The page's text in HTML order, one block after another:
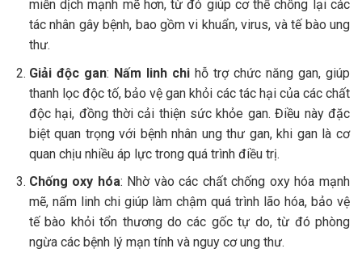
miễn dịch mạnh mẽ hơn, từ đó giúp cơ thể chống lại các
tác nhân gây bệnh, bao gồm vi khuẩn, virus, và tế bào ung
thư.
Giải độc gan: Nấm linh chihỗ trợ chức năng gan, giúp
thanh lọc độc tố, bảo vệ gan khỏi các tác hại của các chất
độc hại, đồng thời cải thiện sức khỏe gan. Điều này đặc
biệt quan trọng với bệnh nhân ung thư gan, khi gan là cơ
quan chịu nhiều áp lực trong quá trình điều trị.
Chống oxy hóa: Nhờ vào các chất chống oxy hóa mạnh
mẽ, nấm linh chi giúp làm chậm quá trình lão hóa, bảo vệ
tế bào khỏi tổn thương do các gốc tự do, từ đó phòng
ngừa các bệnh lý mạn tính và nguy cơ ung thư.